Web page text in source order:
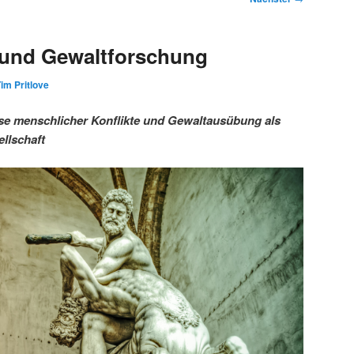
Gewaltforschung
Pritlove
menschlicher Konflikte und Gewaltausübung als